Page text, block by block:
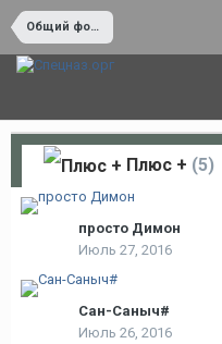
Общий форум
Плюс + (5)
просто Димон
Июль 27, 2016
Сан-Саныч#
Июль 26, 2016